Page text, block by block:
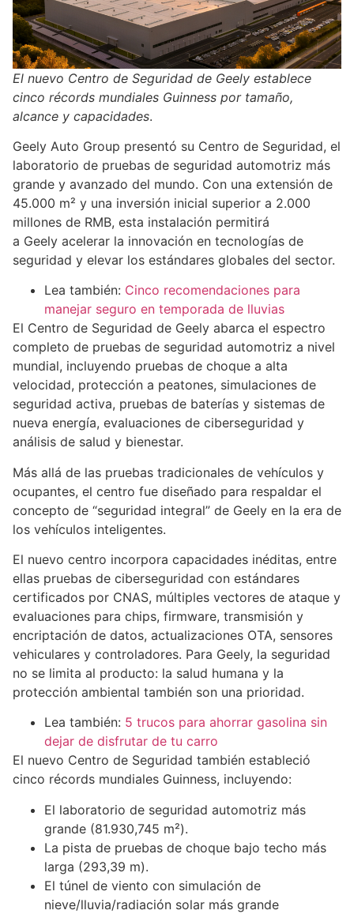
El nuevo Centro de Seguridad de Geely establece
cinco récords mundiales Guinness por tamaño,
alcance y capacidades.
Geely Auto Group presentó su Centro de Seguridad, el
laboratorio de pruebas de seguridad automotriz más
grande y avanzado del mundo. Con una extensión de
45.000 m² y una inversión inicial superior a 2.000
millones de RMB, esta instalación permitirá
a Geely acelerar la innovación en tecnologías de
seguridad y elevar los estándares globales del sector.
Lea también: Cinco recomendaciones para
manejar seguro en temporada de lluvias
El Centro de Seguridad de Geely abarca el espectro
completo de pruebas de seguridad automotriz a nivel
mundial, incluyendo pruebas de choque a alta
velocidad, protección a peatones, simulaciones de
seguridad activa, pruebas de baterías y sistemas de
nueva energía, evaluaciones de ciberseguridad y
análisis de salud y bienestar.
Más allá de las pruebas tradicionales de vehículos y
ocupantes, el centro fue diseñado para respaldar el
concepto de “seguridad integral” de Geely en la era de
los vehículos inteligentes.
El nuevo centro incorpora capacidades inéditas, entre
ellas pruebas de ciberseguridad con estándares
certificados por CNAS, múltiples vectores de ataque y
evaluaciones para chips, firmware, transmisión y
encriptación de datos, actualizaciones OTA, sensores
vehiculares y controladores. Para Geely, la seguridad
no se limita al producto: la salud humana y la
protección ambiental también son una prioridad.
Lea también: 5 trucos para ahorrar gasolina sin
dejar de disfrutar de tu carro
El nuevo Centro de Seguridad también estableció
cinco récords mundiales Guinness, incluyendo:
El laboratorio de seguridad automotriz más
grande (81.930,745 m²).
La pista de pruebas de choque bajo techo más
larga (293,39 m).
El túnel de viento con simulación de
nieve/lluvia/radiación solar más grande